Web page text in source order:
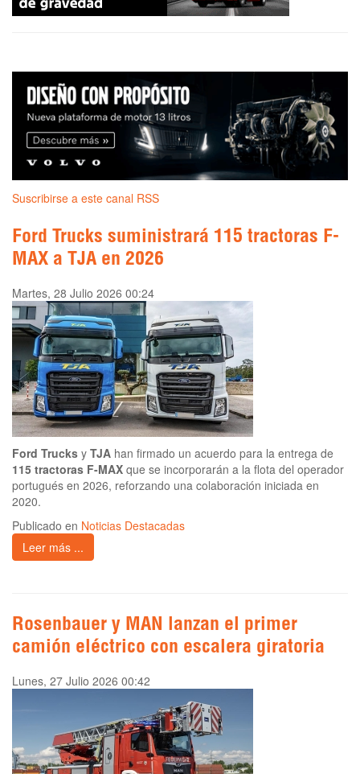
Suscribirse a este canal RSS
Ford Trucks suministrará 115 tractoras F-
MAX a TJA en 2026
Martes, 28 Julio 2026 00:24
Ford Trucks y TJA han firmado un acuerdo para la entrega de
115 tractoras F-MAX que se incorporarán a la flota del operador
portugués en 2026, reforzando una colaboración iniciada en
2020.
Publicado en Noticias Destacadas
Leer más ...
Rosenbauer y MAN lanzan el primer
camión eléctrico con escalera giratoria
Lunes, 27 Julio 2026 00:42